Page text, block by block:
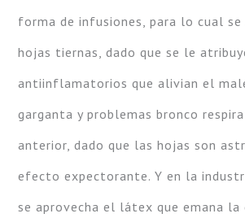
forma de infusiones, para lo cual
hojas tiernas, dado que se le
antiinflamatorios que alivian el
garganta y problemas bronco
anterior, dado que las hojas son
efecto expectorante. Y en la
se aprovecha el látex que emana la